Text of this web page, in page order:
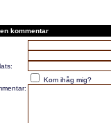
kommentar
Kom ihåg mig?